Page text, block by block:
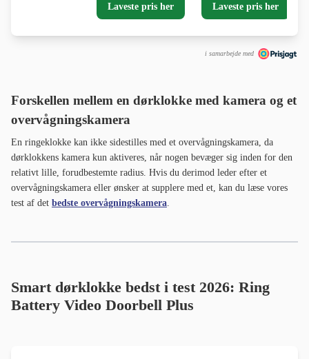
Laveste pris her Laveste pris her
i samarbejde med
Forskellen mellem en dørklokke med kamera og et
overvågningskamera
En ringeklokke kan ikke sidestilles med et overvågningskamera, da
dørklokkens kamera kun aktiveres, når nogen bevæger sig inden for den
relativt lille, forudbestemte radius. Hvis du derimod leder efter et
overvågningskamera eller ønsker at supplere med et, kan du læse vores
test af det bedste overvågningskamera
Smart dørklokke bedst i test 2026: Ring
Battery Video Doorbell Plus